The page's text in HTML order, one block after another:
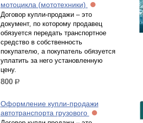
мотоцикла (мототехники)
Договор купли-продажи – это
документ, по которому продавец
обязуется передать транспортное
средство в собственность
покупателю, а покупатель обязуется
уплатить за него установленную
цену.
800 р.
Оформление купли-продажи
автотранспорта грузового